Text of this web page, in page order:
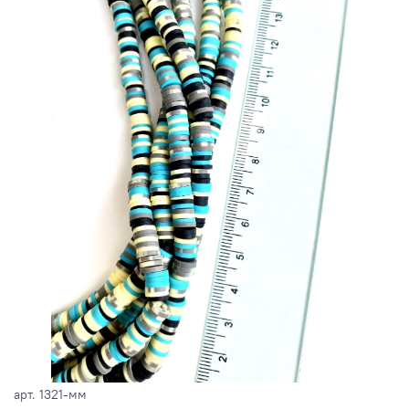
арт. 1321-мм